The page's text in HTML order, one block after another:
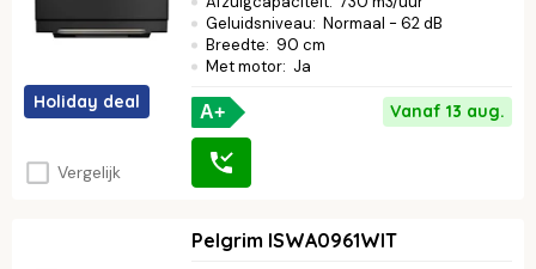
Holiday deal
Vergelijk
Geluidsniveau: Normaal - 62 dB
Breedte: 90 cm
Met motor: Ja
A+ Vanaf 13 aug.
Pelgrim ISWA0961WIT